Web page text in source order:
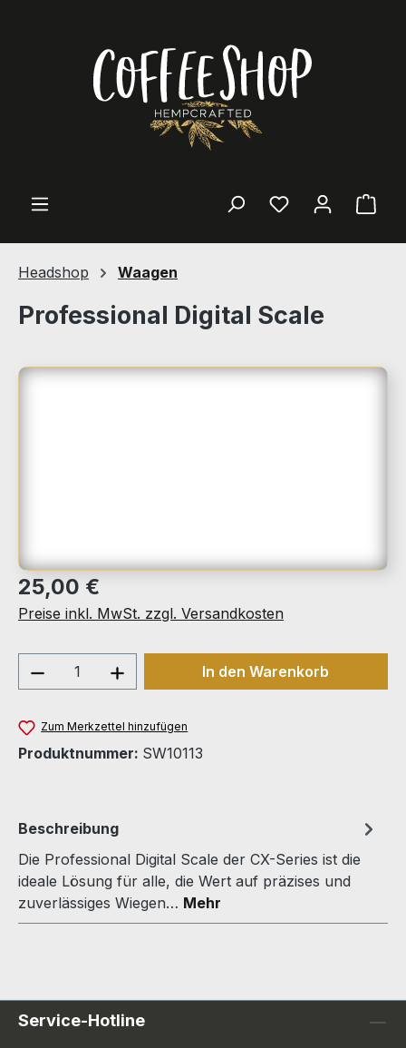
Headshop Waagen
Professional Digital Scale
Bildergalerie überspringen
Regulärer Preis:
25,00 €
Preise inkl. MwSt. zzgl. Versandkosten
Produkt Anzahl: Gib denIn den Warenkorb
Zum Merkzettel hinzufügen
Produktnummer: SW10113
Beschreibung
Die Professional Digital Scale der CX-Series ist die
ideale Lösung für alle, die Wert auf präzises und
zuverlässiges Wiegen… Mehr
Service-Hotline